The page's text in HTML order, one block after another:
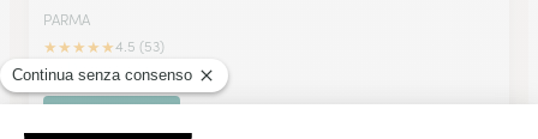
PARMA
★★★★★4.5 (53)
Via Dalmazia 2 b